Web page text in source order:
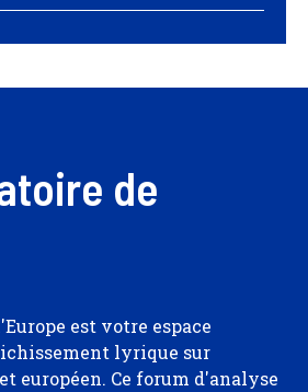
de
est votre espace
lyrique sur
européen. Ce forum d'analyse